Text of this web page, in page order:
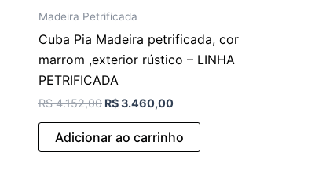
Madeira Petrificada
Cuba Pia Madeira petrificada, cor
marrom ,exterior rústico – LINHA
PETRIFICADA
R$4.152,00 R$3.460,00
Adicionar ao carrinho